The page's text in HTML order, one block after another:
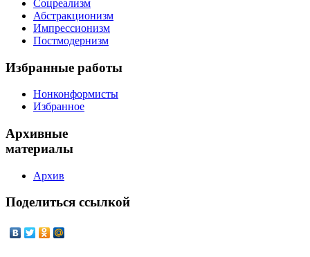
Соцреализм
Абстракционизм
Импрессионизм
Постмодернизм
Избранные работы
Нонконформисты
Избранное
Архивные
материалы
Архив
Поделиться ссылкой